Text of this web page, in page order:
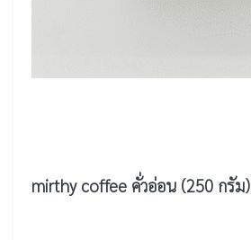
mirthy coffee คั่วอ่อน (250 กรัม)